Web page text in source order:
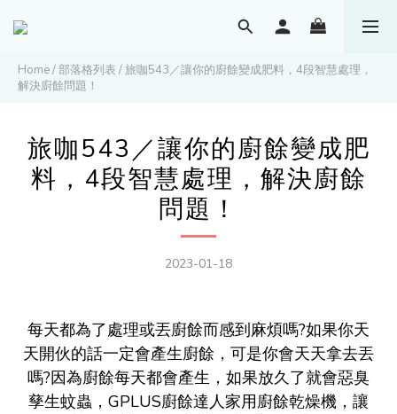
Home/部落格列表 /旅咖543／讓你的廚餘變成肥料，4段智慧處理，
解決廚餘問題！
旅咖543／讓你的廚餘變成肥
料，4段智慧處理，解決廚餘
問題！
2023-01-18
每天都為了處理或丟廚餘而感到麻煩嗎?如果你天
天開伙的話一定會產生廚餘，可是你會天天拿去丟
嗎?因為廚餘每天都會產生，如果放久了就會惡臭
孳生蚊蟲，GPLUS廚餘達人家用廚餘乾燥機，讓